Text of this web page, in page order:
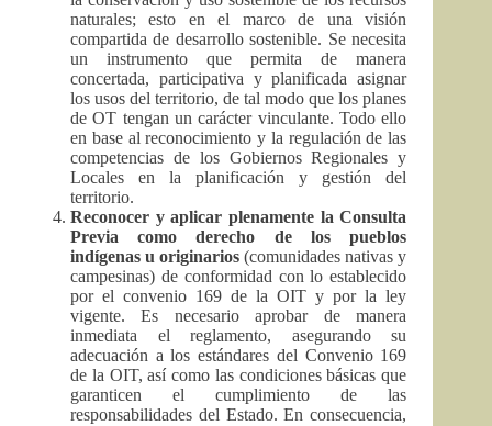
naturales; esto en el marco de una visión
compartida de desarrollo sostenible. Se necesita
un instrumento que permita de manera
concertada, participativa y planificada asignar
los usos del territorio, de tal modo que los planes
de OT tengan un carácter vinculante. Todo ello
en base al reconocimiento y la regulación de las
competencias de los Gobiernos Regionales y
Locales en la planificación y gestión del
territorio.
Reconocer y aplicar plenamente la Consulta
Previa como derecho de los pueblos
indígenas u originarios(comunidades nativas y
campesinas) de conformidad con lo establecido
por el convenio 169 de la OIT y por la ley
vigente. Es necesario aprobar de manera
inmediata el reglamento, asegurando su
adecuación a los estándares del Convenio 169
de la OIT, así como las condiciones básicas que
garanticen el cumplimiento de las
responsabilidades del Estado. En consecuencia,